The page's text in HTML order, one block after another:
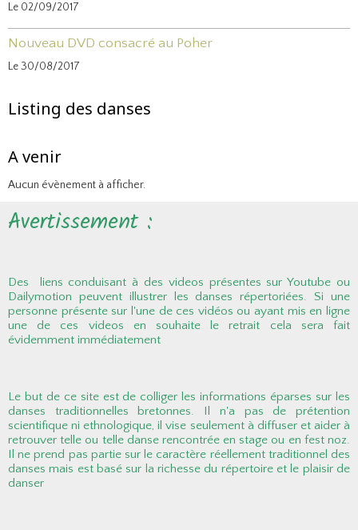
Le 02/09/2017
Nouveau DVD consacré au Poher
Le 30/08/2017
Listing des danses
A venir
Aucun évènement à afficher.
Avertissement :
Des liens conduisant à des videos présentes sur Youtube ou
Dailymotion peuvent illustrer les danses répertoriées. Si une
personne présente sur l'une de ces vidéos ou ayant mis en ligne
une de ces videos en souhaite le retrait cela sera fait
évidemment immédiatement
Le but de ce site est de colliger les informations éparses sur les
danses traditionnelles bretonnes. Il n'a pas de prétention
scientifique ni ethnologique, il vise seulement à diffuser et aider à
retrouver telle ou telle danse rencontrée en stage ou en fest noz.
Il ne prend pas partie sur le caractère réellement traditionnel des
danses mais est basé sur la richesse du répertoire et le plaisir de
danser